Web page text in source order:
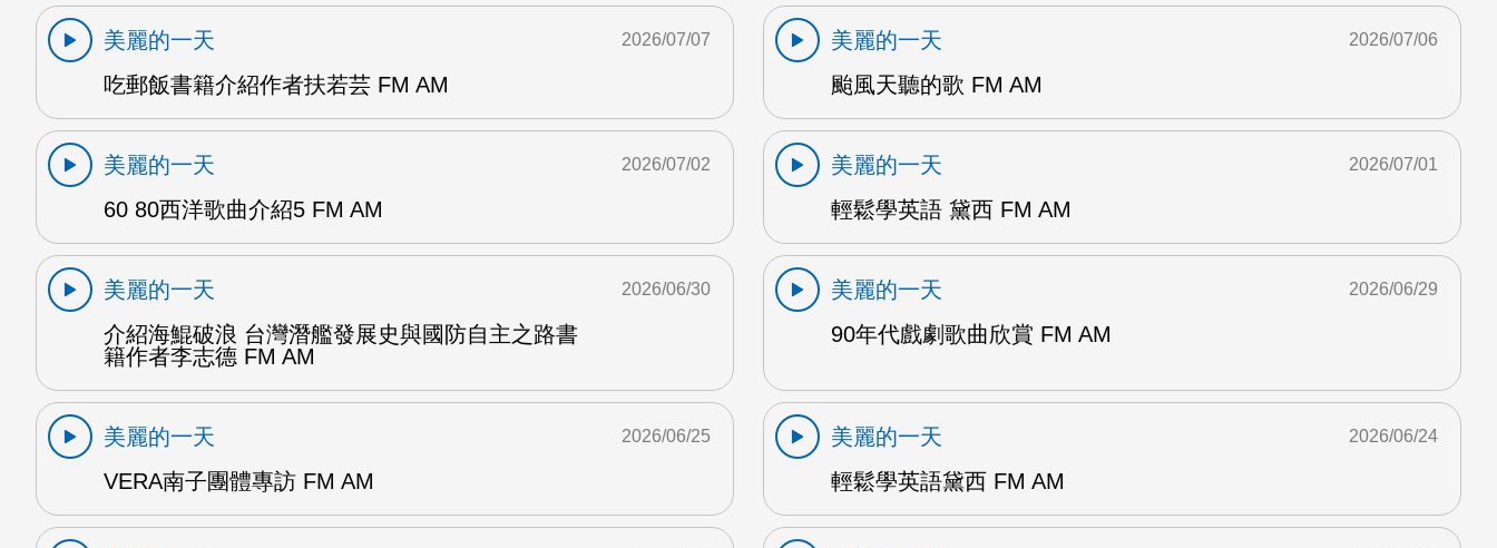
美麗的一天
吃郵飯書籍介紹作者扶若芸 FM AM
2026/07/07
美麗的一天
颱風天聽的歌 FM AM
2026/07/06
美麗的一天
60 80西洋歌曲介紹5 FM AM
2026/07/02
美麗的一天
輕鬆學英語 黛西 FM AM
2026/07/01
美麗的一天
介紹海鯤破浪 台灣潛艦發展史與國防自主之路書
籍作者李志德 FM AM
2026/06/30
美麗的一天
90年代戲劇歌曲欣賞 FM AM
2026/06/29
美麗的一天
VERA南子團體專訪 FM AM
2026/06/25
美麗的一天
輕鬆學英語黛西 FM AM
2026/06/24